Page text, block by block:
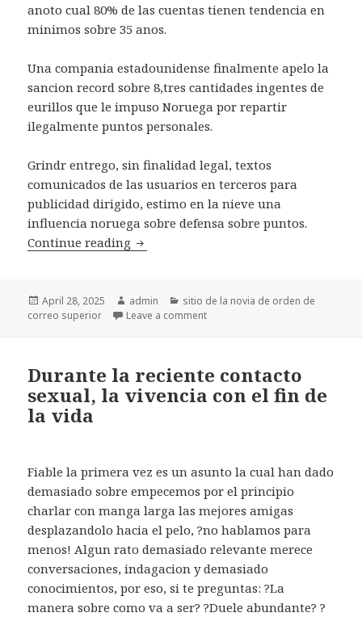
anoto cual 80% de las cuentas tienen tendencia en
minimos sobre 35 anos.
Una compania estadounidense finalmente apelo la
sancion record sobre 8,tres cantidades ingentes de
eurillos que le impuso Noruega por repartir
ilegalmente puntos personales.
Grindr entrego, sin finalidad legal, textos
comunicados de las usuarios en terceros para
publicidad dirigido, estimo en la nieve una
influencia noruega sobre defensa sobre puntos.
Continue reading Una app sobre citas que usan 11
Posted
on
April 28, 2025 Author
admin Categories
sitio de la novia de orden de
correo superior
Leave a comment
Durante la reciente contacto
sexual, la vivencia con el fin de
la vida
Fiable la primera vez es un asunto la cual han dado
demasiado sobre empecemos por el principio
charlar con manga larga las mejores amigas
desplazandolo hacia el pelo, ?no hablamos para
menos! Algun rato demasiado relevante merece
conversaciones, indagacion y demasiado
conocimientos, por eso, si te preguntas: ?La
manera sobre como va a ser? ?Duele abundante? ?